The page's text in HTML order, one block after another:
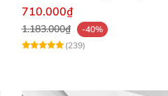
710.000₫
1.183.000₫
-40%
(239)